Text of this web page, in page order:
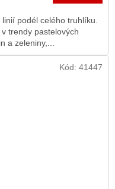
podél celého truhlíku.
trendy pastelových
a zeleniny,...
Kód: 41447